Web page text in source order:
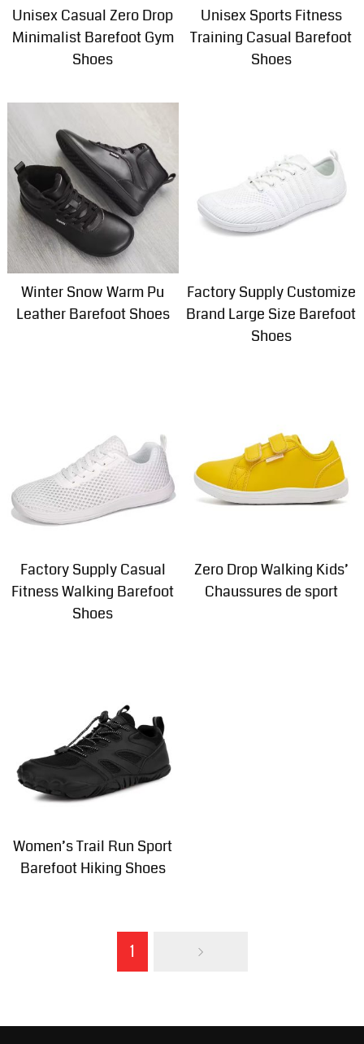
Unisex Casual Zero Drop
Minimalist Barefoot Gym
Shoes
Unisex Sports Fitness
Training Casual Barefoot
Shoes
Winter Snow Warm Pu
Leather Barefoot Shoes
Factory Supply Customize
Brand Large Size Barefoot
Shoes
Factory Supply Casual
Fitness Walking Barefoot
Shoes
Zero Drop Walking Kids’
Chaussures de sport
Women’s Trail Run Sport
Barefoot Hiking Shoes
1